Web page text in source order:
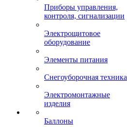
Приборы управления,
контроля, сигнализации
Электрощитовое
оборудование
Элементы питания
Снегоуборочная техника
Электромонтажные
изделия
Баллоны